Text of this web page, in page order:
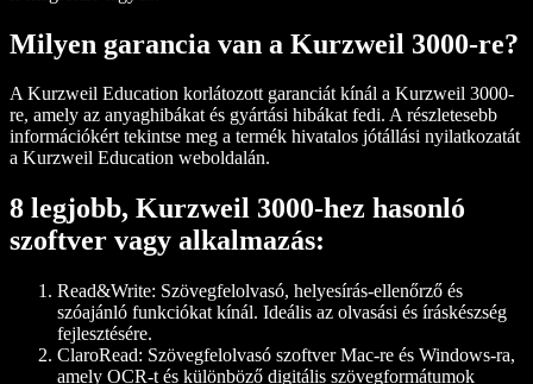
Milyen garancia van a Kurzweil 3000-re?
A Kurzweil Education korlátozott garanciát kínál a Kurzweil 3000-
re, amely az anyaghibákat és gyártási hibákat fedi. A részletesebb
információkért tekintse meg a termék hivatalos jótállási nyilatkozatát
a Kurzweil Education weboldalán.
8 legjobb, Kurzweil 3000-hez hasonló
szoftver vagy alkalmazás:
Read&Write: Szövegfelolvasó, helyesírás-ellenőrző és
szóajánló funkciókat kínál. Ideális az olvasási és íráskészség
fejlesztésére.
ClaroRead: Szövegfelolvasó szoftver Mac-re és Windows-ra,
amely OCR-t és különböző digitális szövegformátumok